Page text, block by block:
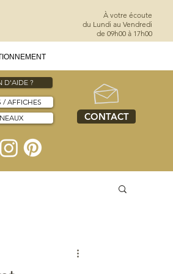
À votre écoute
du Lundi au Vendredi
de 09h00 à 17h00
D'AIDE ?
/ AFFICHES
CONTACT